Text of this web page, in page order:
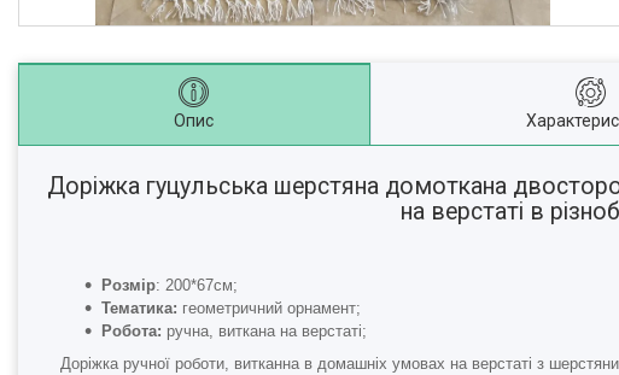
Опис
Доріжка гуцульська шерстяна домоткана
на верстаті в
Розмір: 200*67см;
Тематика: геометричний орнамент;
Робота: ручна, виткана на верстаті;
Доріжка ручної роботи, витканна в домашніх умовах на верстаті з